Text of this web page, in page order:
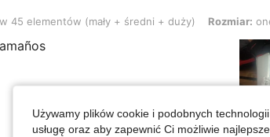
(mały + średni + duży), Rozmiar: one-size
45 elementów (mały + średni + duży) Rozmiar:
Używamy plików cookie i podobnych
usługę oraz aby zapewnić Ci możliwie